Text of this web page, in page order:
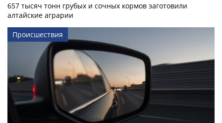
657 тысяч тонн грубых и сочных кормов заготовили
алтайские аграрии
Происшествия